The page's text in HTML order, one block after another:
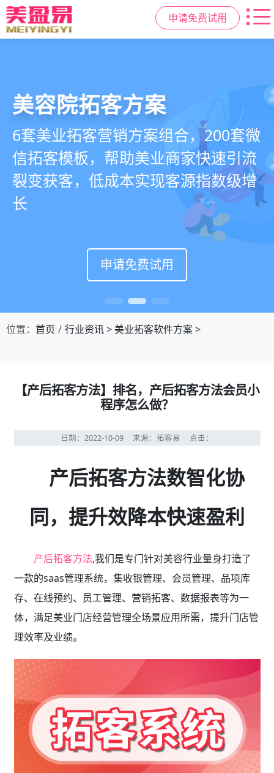
申请免费试用
美业拓客，就用 美盈易
美业全域引流获客+私域运营增长方
案，一站式解决美业门店拓、留、
锁、升难题
申请免费试用
美容院拓客方案
6套美业拓客营销方案组合，200套微
信拓客模板，帮助美业商家快速引流
裂变获客，低成本实现客源指数级增
长
申请免费试用
美业私域运营scrm
从拉新、转化、复购到裂变转介绍面
面俱到，赋能美容顾问销售，实现客
户、业绩
持续增长
申请免费试用
位置： 首页 行业资讯>美业拓客软件方案>
【产后拓客方法】排名，产后拓客方法会员小
程序怎么做？
日期：2022-10-09 来源：拓客易 点击：
产后拓客方法数智化协
同，提升效降本快速盈利
产后拓客方法,我们是专门针对美容行业量身打造了
一款的saas管理系统，集收银管理、会员管理、品项库
存、在线预约、员工管理、营销拓客、数据报表等为一
体，满足美业门店经营管理全场景应用所需，提升门店管
理效率及业绩。